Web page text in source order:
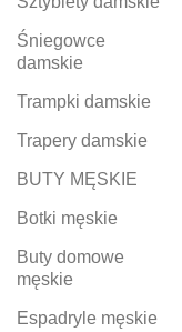
Śniegowce
damskie
Trampki damskie
Trapery damskie
BUTY MĘSKIE
Botki męskie
Buty domowe
męskie
Espadryle męskie